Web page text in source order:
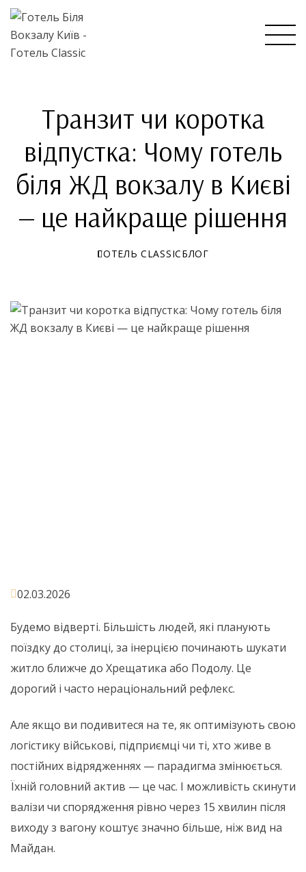
Транзит чи коротка
відпустка: Чому готель
біля ЖД вокзалу в Києві
— це найкраще рішення
ГОТЕЛЬ CLASSICБЛОГ
02.03.2026
Будемо відверті. Більшість людей, які планують
поїздку до столиці, за інерцією починають шукати
житло ближче до Хрещатика або Подолу. Це
дорогий і часто нераціональний рефлекс.
Але якщо ви подивитеся на те, як оптимізують свою
логістику військові, підприємці чи ті, хто живе в
постійних відрядженнях — парадигма змінюється.
Їхній головний актив — це час. І можливість скинути
валізи чи спорядження рівно через 15 хвилин після
виходу з вагону коштує значно більше, ніж вид на
Майдан.